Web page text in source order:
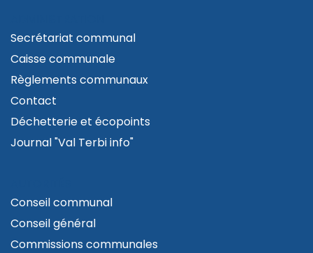
Secrétariat communal
Caisse communale
Règlements communaux
Contact
Déchetterie et écopoints
Journal "Val Terbi info"
Conseil communal
Conseil général
Commissions communales